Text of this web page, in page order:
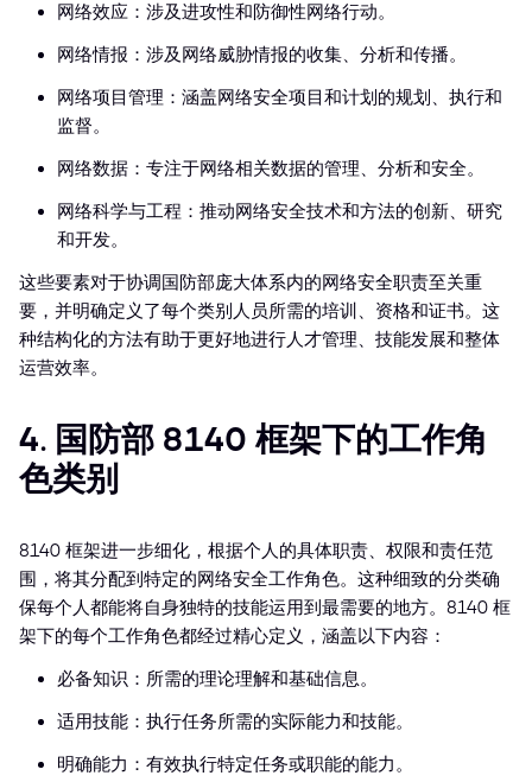
网络效应：涉及进攻性和防御性网络行动。
网络情报：涉及网络威胁情报的收集、分析和传播。
网络项目管理：涵盖网络安全项目和计划的规划、执行和
监督。
网络数据：专注于网络相关数据的管理、分析和安全。
网络科学与工程：推动网络安全技术和方法的创新、研究
和开发。
这些要素对于协调国防部庞大体系内的网络安全职责至关重
要，并明确定义了每个类别人员所需的培训、资格和证书。这
种结构化的方法有助于更好地进行人才管理、技能发展和整体
运营效率。
4. 国防部 8140 框架下的工作角
色类别
8140 框架进一步细化，根据个人的具体职责、权限和责任范
围，将其分配到特定的网络安全工作角色。这种细致的分类确
保每个人都能将自身独特的技能运用到最需要的地方。8140 框
架下的每个工作角色都经过精心定义，涵盖以下内容：
必备知识：所需的理论理解和基础信息。
适用技能：执行任务所需的实际能力和技能。
明确能力：有效执行特定任务或职能的能力。